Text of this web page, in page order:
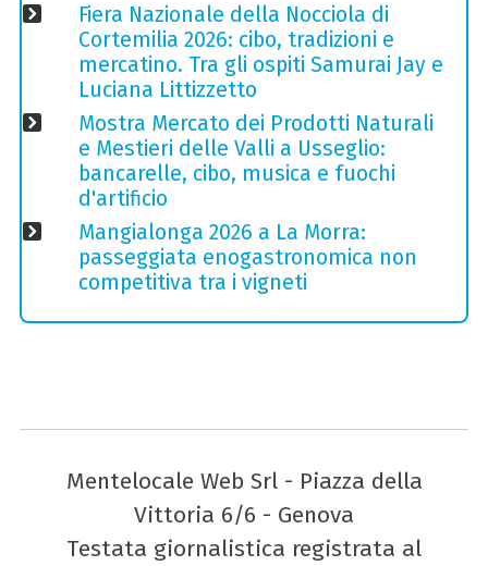
Fiera Nazionale della Nocciola di
Cortemilia 2026: cibo, tradizioni e
mercatino. Tra gli ospiti Samurai Jay e
Luciana Littizzetto
Mostra Mercato dei Prodotti Naturali
e Mestieri delle Valli a Usseglio:
bancarelle, cibo, musica e fuochi
d'artificio
Mangialonga 2026 a La Morra:
passeggiata enogastronomica non
competitiva tra i vigneti
Mentelocale Web Srl - Piazza della
Vittoria 6/6 - Genova
Testata giornalistica registrata al